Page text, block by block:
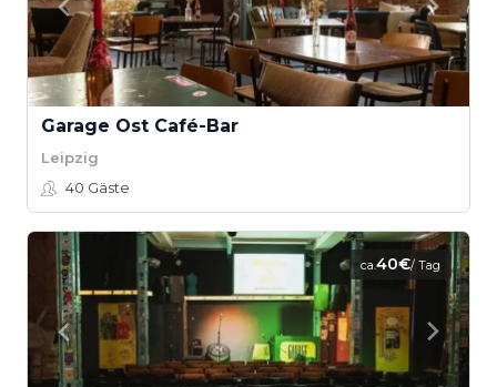
Garage Ost Café-Bar
Leipzig
40 Gäste
ca.40€/ Tag